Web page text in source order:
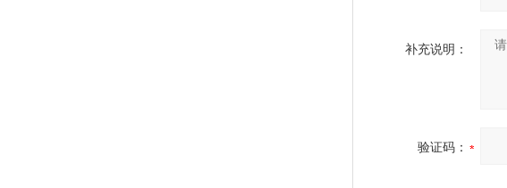
补充说明：
验证码：